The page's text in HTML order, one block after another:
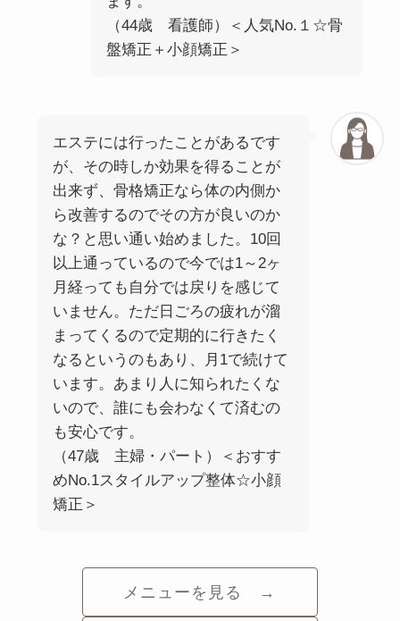
（44歳 看護師）＜人気No.１☆骨
盤矯正＋小顔矯正＞
エステには行ったことがあるです
が、その時しか効果を得ることが
出来ず、骨格矯正なら体の内側か
ら改善するのでその方が良いのか
な？と思い通い始めました。10回
以上通っているので今では1～2ヶ
月経っても自分では戻りを感じて
いません。ただ日ごろの疲れが溜
まってくるので定期的に行きたく
なるというのもあり、月1で続けて
います。あまり人に知られたくな
いので、誰にも会わなくて済むの
も安心です。
（47歳 主婦・パート）＜おすす
めNo.1スタイルアップ整体☆小顔
矯正＞
メニューを見る →